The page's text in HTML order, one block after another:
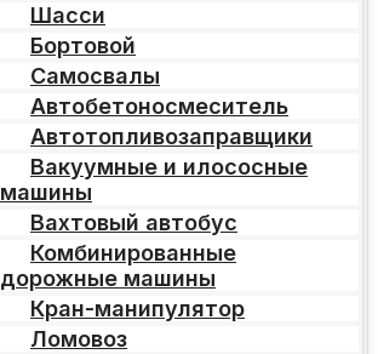
Шасси
Бортовой
Самосвалы
Автобетоносмеситель
Автотопливозаправщики
Вакуумные и илососные
машины
Вахтовый автобус
Комбинированные
дорожные машины
Кран-манипулятор
Ломовоз